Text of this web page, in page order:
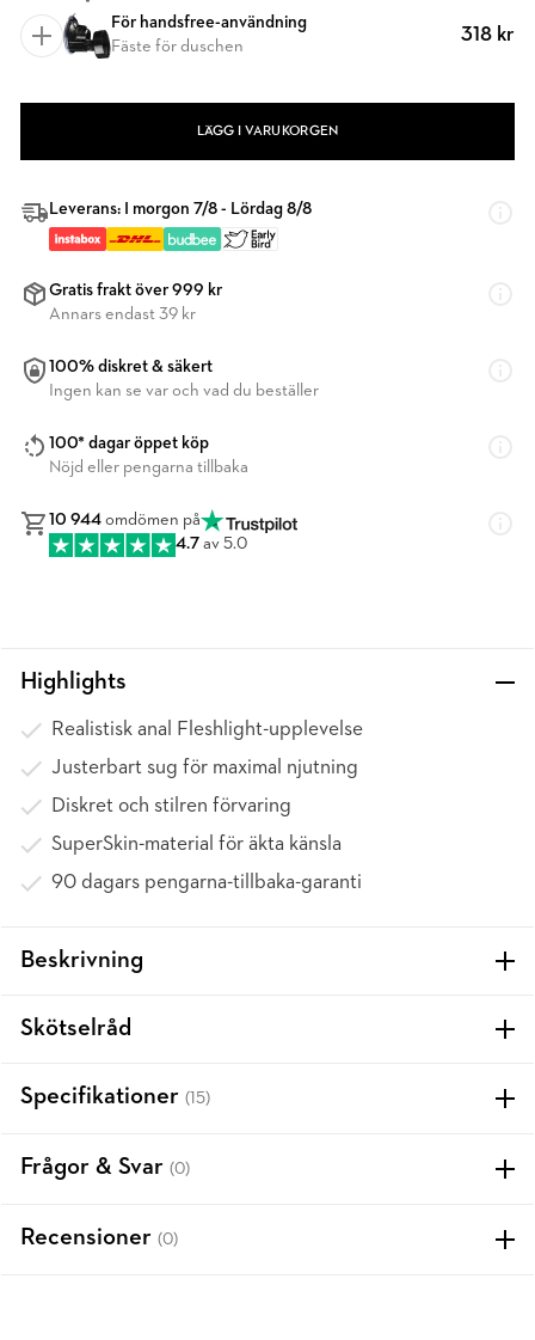
För handsfree-användning
Fäste för duschen
318 kr
LÄGG I VARUKORGEN
Leverans: I morgon 7/8 - Lördag 8/8
Gratis frakt över 999 kr
Annars endast 39 kr
100% diskret & säkert
Ingen kan se var och vad du beställer
100* dagar öppet köp
Nöjd eller pengarna tillbaka
10 944 omdömen på
4.7 av 5.0
Highlights
Realistisk anal Fleshlight-upplevelse
Justerbart sug för maximal njutning
Diskret och stilren förvaring
SuperSkin-material för äkta känsla
90 dagars pengarna-tillbaka-garanti
Beskrivning
Skötselråd
Specifikationer (15)
Frågor & Svar (0)
Recensioner (0)